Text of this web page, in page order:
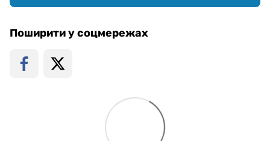
Поширити у соцмережах